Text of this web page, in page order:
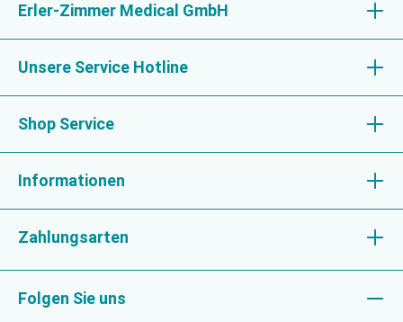
Erler-Zimmer Medical GmbH
Unsere Service Hotline
Shop Service
Informationen
Zahlungsarten
Folgen Sie uns